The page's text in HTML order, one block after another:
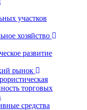
участков
хозяйство
развитие
рынок
торговых
средства